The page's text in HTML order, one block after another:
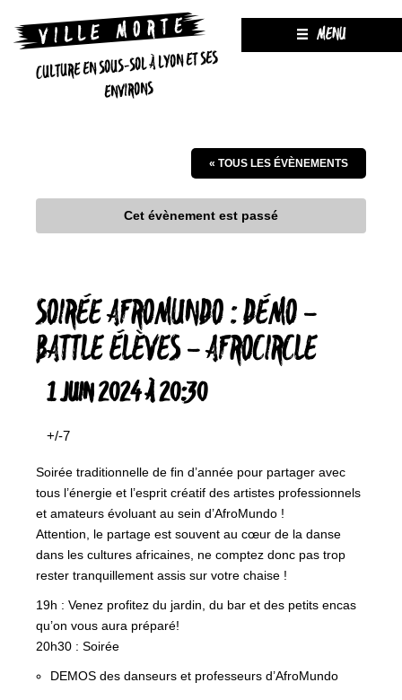
CULTURE EN SOUS-SOL À LYON ET SES
ENVIRONS
MENU
« TOUS LES ÉVÈNEMENTS
Cet évènement est passé
SOIRÉE AFROMUNDO : DÉMO –
BATTLE ÉLÈVES – AFROCIRCLE
1 JUIN 2024 À 20:30
+/-7
Soirée traditionnelle de fin d’année pour partager avec
tous l’énergie et l’esprit créatif des artistes professionnels
et amateurs évoluant au sein d’AfroMundo !
Attention, le partage est souvent au cœur de la danse
dans les cultures africaines, ne comptez donc pas trop
rester tranquillement assis sur votre chaise !
19h : Venez profitez du jardin, du bar et des petits encas
qu’on vous aura préparé!
20h30 : Soirée
DEMOS des danseurs et professeurs d’AfroMundo